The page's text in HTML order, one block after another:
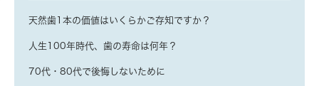
天然歯1本の価値はいくらかご存知ですか？
人生100年時代、歯の寿命は何年？
70代・80代で後悔しないために